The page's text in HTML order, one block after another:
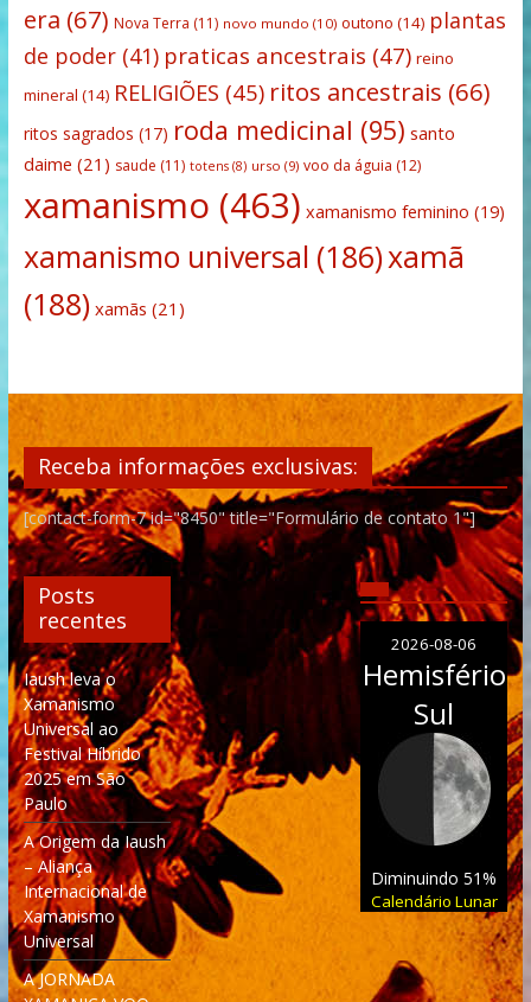
era (67) Nova Terra (11) novo mundo (10) outono (14) plantas
de poder(41) praticas ancestrais (47) reino
mineral (14) RELIGIÕES (45) ritos ancestrais (66)
ritos sagrados (17) roda medicinal (95) santo
daime (21) saude (11) totens(8) urso (9) voo da águia (12)
xamanismo (463) xamanismo feminino (19)
xamanismo universal (186)xamã
(188) xamãs (21)
Receba informações exclusivas:
[contact-form-7 id="8450" title="Formulário de contato 1"]
Posts
recentes
Iaush leva o
Xamanismo
Universal ao
Festival Híbrido
2025 em São
Paulo
A Origem da Iaush
– Aliança
Internacional de
Xamanismo
Universal
A JORNADA
2026-08-06
Hemisfério
Sul
Diminuindo 51%
Calendário Lunar